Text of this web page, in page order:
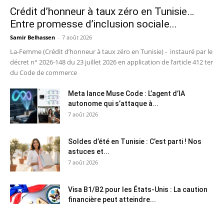
Crédit d’honneur à taux zéro en Tunisie…
Entre promesse d’inclusion sociale...
Samir Belhassen - 7 août 2026
La-Femme (Crédit d’honneur à taux zéro en Tunisie) - instauré par le
décret n° 2026-148 du 23 juillet 2026 en application de l’article 412 ter
du Code de commerce
Meta lance Muse Code : L’agent d’IA
autonome qui s’attaque à...
7 août 2026
Soldes d’été en Tunisie : C’est parti ! Nos
astuces et...
7 août 2026
Visa B1/B2 pour les États-Unis : La caution
financière peut atteindre...